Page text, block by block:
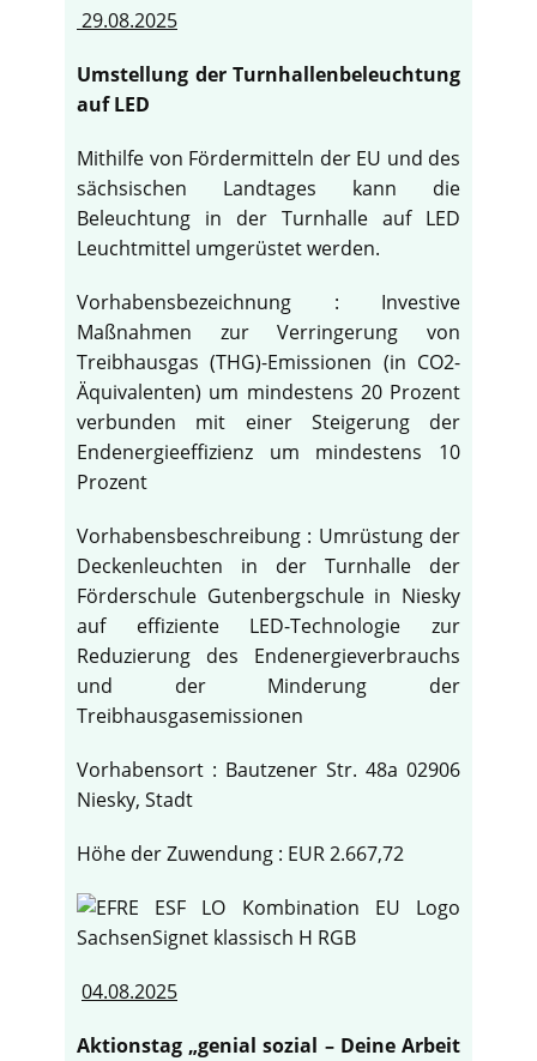
29.08.2025
Umstellung der Turnhallenbeleuchtung
auf LED
Mithilfe von Fördermitteln der EU und des
sächsischen Landtages kann die
Beleuchtung in der Turnhalle auf LED
Leuchtmittel umgerüstet werden.
Vorhabensbezeichnung : Investive
Maßnahmen zur Verringerung von
Treibhausgas (THG)-Emissionen (in CO2-
Äquivalenten) um mindestens 20 Prozent
verbunden mit einer Steigerung der
Endenergieeffizienz um mindestens 10
Prozent
Vorhabensbeschreibung : Umrüstung der
Deckenleuchten in der Turnhalle der
Förderschule Gutenbergschule in Niesky
auf effiziente LED-Technologie zur
Reduzierung des Endenergieverbrauchs
und der Minderung der
Treibhausgasemissionen
Vorhabensort : Bautzener Str. 48a 02906
Niesky, Stadt
Höhe der Zuwendung : EUR 2.667,72
04.08.2025
Aktionstag „genial sozial – Deine Arbeit